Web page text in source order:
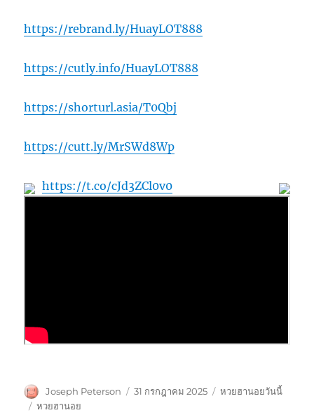
https://rebrand.ly/HuayLOT888
https://cutly.info/HuayLOT888
https://shorturl.asia/T0Qbj
https://cutt.ly/MrSWd8Wp
https://t.co/cJd3ZCl0v0
ผู้
เขียน
Joseph Peterson
เขียน
31 กรกฎาคม 2025
หมวด
หวยฮานอยวันนี้
ป้าย
หวยฮานอย